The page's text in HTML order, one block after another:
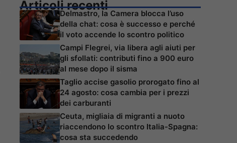
Articoli recenti
Delmastro, la Camera blocca l’uso
della chat: cosa è successo e perché
il voto accende lo scontro politico
Campi Flegrei, via libera agli aiuti per
gli sfollati: contributi fino a 900 euro
al mese dopo il sisma
Taglio accise gasolio prorogato fino al
24 agosto: cosa cambia per i prezzi
dei carburanti
Ceuta, migliaia di migranti a nuoto
riaccendono lo scontro Italia-Spagna:
cosa sta succedendo